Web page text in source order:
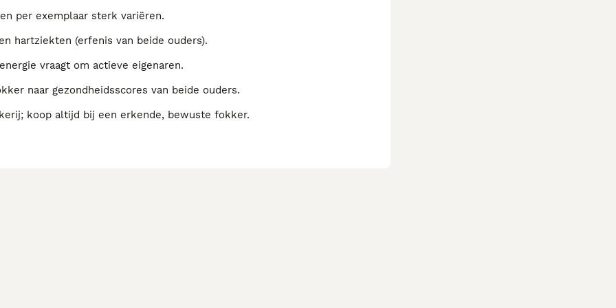
per exemplaar sterk variëren.
hartziekten (erfenis van beide ouders).
vraagt om actieve eigenaren.
naar gezondheidsscores van beide ouders.
koop altijd bij een erkende, bewuste fokker.